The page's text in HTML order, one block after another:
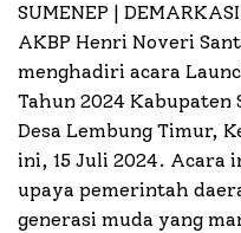
SUMENEP |
AKBP Henri Noveri
menghadiri acara
Tahun 2024
Desa Lembung Timur,
ini, 15 Juli 2024. Acara
upaya pemerintah
generasi muda yang